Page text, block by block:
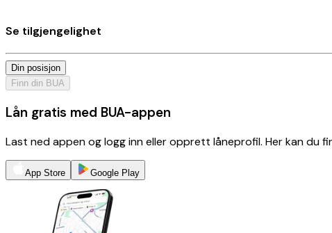
Se tilgjengelighet
Din posisjon
Finn din BUA
Lån gratis med BUA-appen
Last ned appen og logg inn eller opprett låneprofil. Her kan du
App Store Google Play